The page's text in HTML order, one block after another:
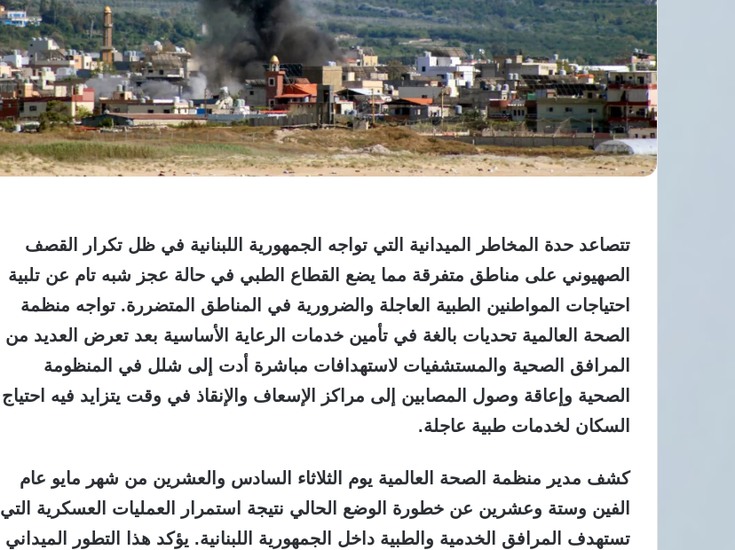
تتصاعد حدة المخاطر الميدانية التي تواجه الجمهورية اللبنانية في ظل تكرار القصف
الصهيوني على مناطق متفرقة مما يضع القطاع الطبي في حالة عجز شبه تام عن تلبية
احتياجات المواطنين الطبية العاجلة والضرورية في المناطق المتضررة. تواجه منظمة
الصحة العالمية تحديات بالغة في تأمين خدمات الرعاية الأساسية بعد تعرض العديد من
المرافق الصحية والمستشفيات لاستهدافات مباشرة أدت إلى شلل في المنظومة
الصحية وإعاقة وصول المصابين إلى مراكز الإسعاف والإنقاذ في وقت يتزايد فيه احتياج
السكان لخدمات طبية عاجلة.
كشف مدير منظمة الصحة العالمية يوم الثلاثاء السادس والعشرين من شهر مايو عام
الفين وستة وعشرين عن خطورة الوضع الحالي نتيجة استمرار العمليات العسكرية التي
تستهدف المرافق الخدمية والطبية داخل الجمهورية اللبنانية. يؤكد هذا التطور الميداني